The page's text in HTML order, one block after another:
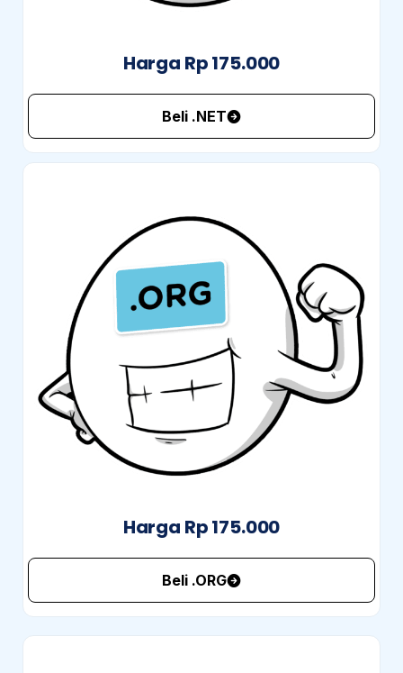
Harga Rp 175.000
Beli .NET
Harga Rp 175.000
Beli .ORG